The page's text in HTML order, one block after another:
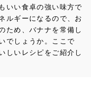
いい食卓の強い味方で
ルギーになるので、お
ため、バナナを常備し
でしょうか。ここで
しいレシピをご紹介し